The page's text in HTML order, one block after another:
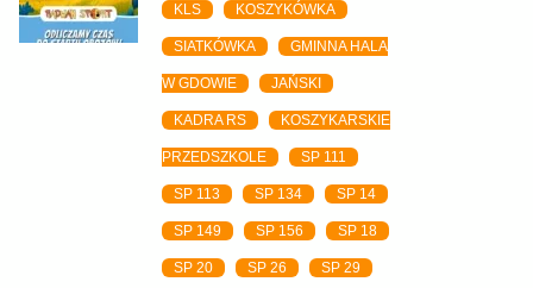
KLS KOSZYKÓWKA
SIATKÓWKA GMINNA HALA
W GDOWIE JAŃSKI
KADRA RS KOSZYKARSKIE
PRZEDSZKOLE SP 111
SP 113 SP 134 SP 14
SP 149 SP 156 SP 18
SP 20 SP 26 SP 29